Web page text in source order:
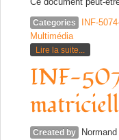
Categories INF-
Multimédia
Lire la suite...
INF-
Created by